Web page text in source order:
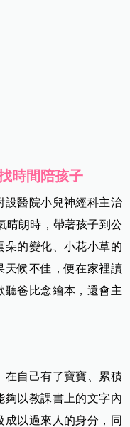
時間陪孩子
設醫院小兒神經科主治
晴朗時，帶著孩子到公
朵的變化、小花小草的
天候不佳，便在家裡讀
聽爸比念繪本，還會主
在自己有了寶寶、累積
夠以教課書上的文字內
以過來人的身分，同